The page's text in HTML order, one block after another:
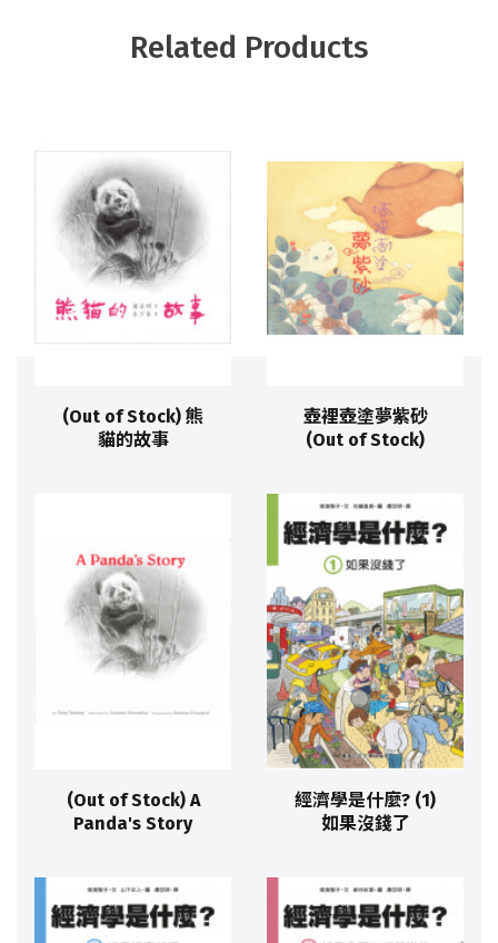
Related Products
(Out of Stock) 熊
貓的故事
壺裡壺塗夢紫砂
(Out of Stock)
(Out of Stock) A
Panda's Story
經濟學是什麼? (1)
如果沒錢了